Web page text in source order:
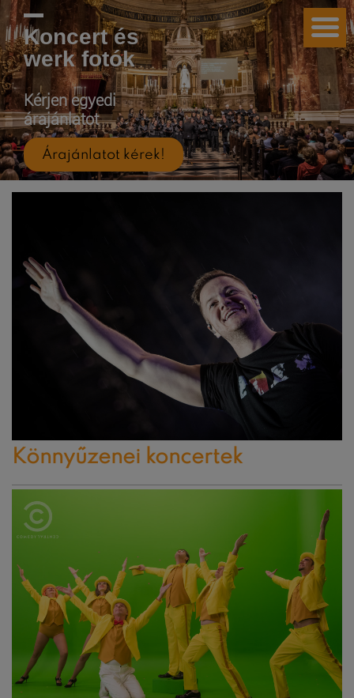
Koncert és
werk fotók
Kérjen egyedi
árajánlatot
Árajánlatot kérek!
Könnyűzenei koncertek